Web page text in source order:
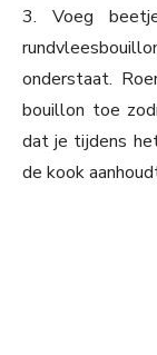
3. Voeg
onderstaat.
bouillon toe
dat je tijdens
de kook